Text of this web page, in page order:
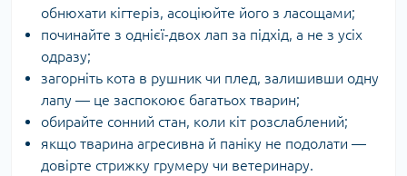
обнюхати кігтеріз, асоціюйте його з ласощами;
починайте з однієї-двох лап за підхід, а не з усіх
одразу;
загорніть кота в рушник чи плед, залишивши одну
лапу — це заспокоює багатьох тварин;
обирайте сонний стан, коли кіт розслаблений;
якщо тварина агресивна й паніку не подолати —
довірте стрижку грумеру чи ветеринару.